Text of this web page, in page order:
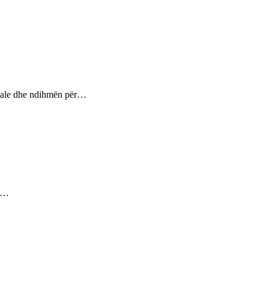
dhe ndihmën për…